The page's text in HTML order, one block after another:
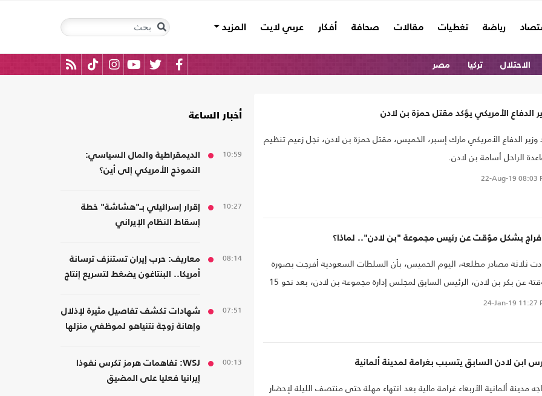
رياضة تغطيات مقالات صحافة أفكار عربي لايت المزيد
الاحتلال تركيا مصر
الدفاع الأمريكي يؤكد مقتل حمزة بن لادن
وزير الدفاع الأمريكي مارك إسبر، الخميس، مقتل حمزة بن لادن، نجل زعيم تنظيم
الراحل أسامة بن لادن.
22-Aug-19 08:03
بشكل مؤقت عن رئيس مجموعة "بن لادن".. لماذا؟
ثلاثة مصادر مطلعة، اليوم الخميس، بأن السلطات السعودية أفرجت بصورة
مؤقتة عن بكر بن لادن، الرئيس السابق لمجلس إدارة مجموعة بن لادن، بعد نحو 15
من احتجازه في حملة لمكافحة الفساد.
24-Jan-19 11:27
ابن لادن السابق يتسبب بغرامة لمدينة ألمانية
مدينة ألمانية الأربعاء غرامة مالية بعد انتهاء مهلة حتى منتصف الليلة لإحضار
أخبار الساعة
10:59
الديمقراطية والمال السياسي:
النموذج الأمريكي إلى أين؟
10:27
إقرار إسرائيلي بـ"هشاشة" خطة
إسقاط النظام الإيراني
08:14
معاريف: حرب إيران تستنزف ترسانة
أمريكا.. البنتاغون يضغط لتسريع إنتاج
07:51
شهادات تكشف تفاصيل مثيرة لإذلال
وإهانة زوجة نتنياهو لموظفي منزلها
00:13
WSJ: تفاهمات هرمز تكرس نفوذا
إيرانيا فعليا على المضيق